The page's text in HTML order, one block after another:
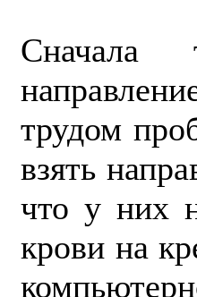
Сначала
трудом
взять
что у них
крови на